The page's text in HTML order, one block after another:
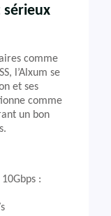
sérieux
comme
l’Alxum se
et ses
comme
un bon
: